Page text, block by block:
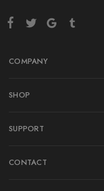
COMPANY
SHOP
SUPPORT
CONTACT